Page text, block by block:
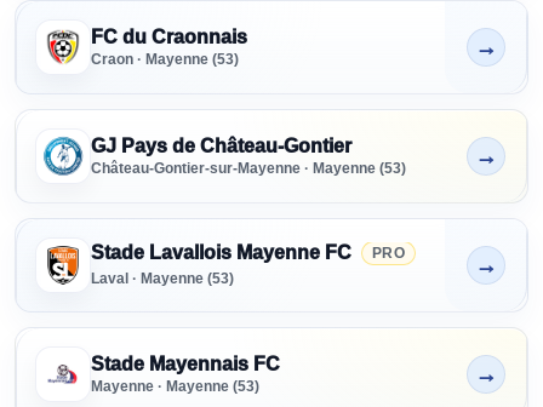
FC du Craonnais
Craon · Mayenne (53)
Non indiqué
→
GJ Pays de Château-Gontier
Château-Gontier-sur-Mayenne · Mayenne (53)
Non indiqué
→
Stade Lavallois Mayenne FC
PRO
Laval · Mayenne (53)
Non indiqué
→
Stade Mayennais FC
Mayenne · Mayenne (53)
Non indiqué
→